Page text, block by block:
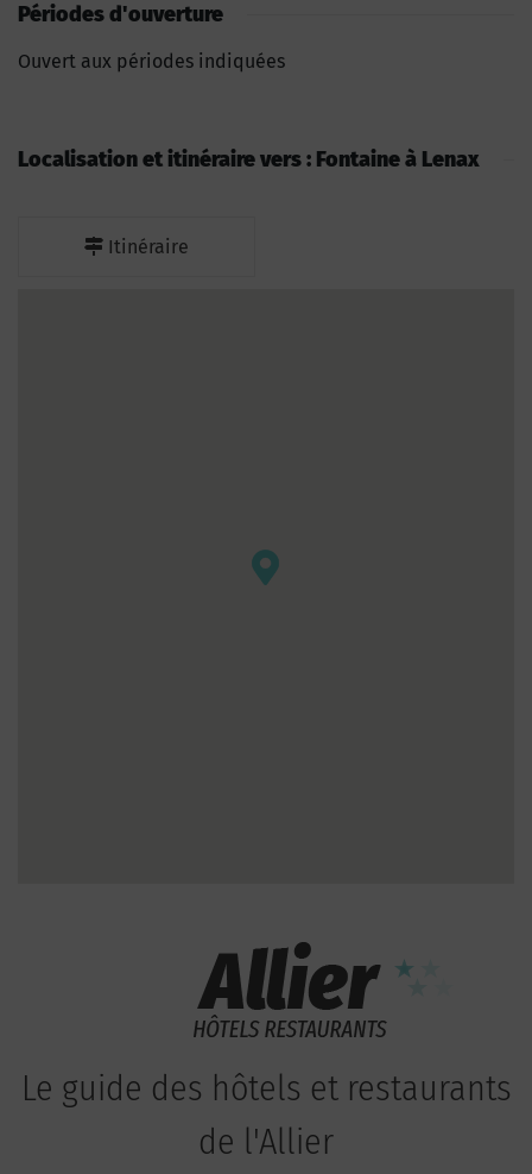
Périodes d'ouverture
Ouvert aux périodes indiquées
Localisation et itinéraire vers : Fontaine à Lenax
Itinéraire
Le guide des hôtels et restaurants
de l'Allier